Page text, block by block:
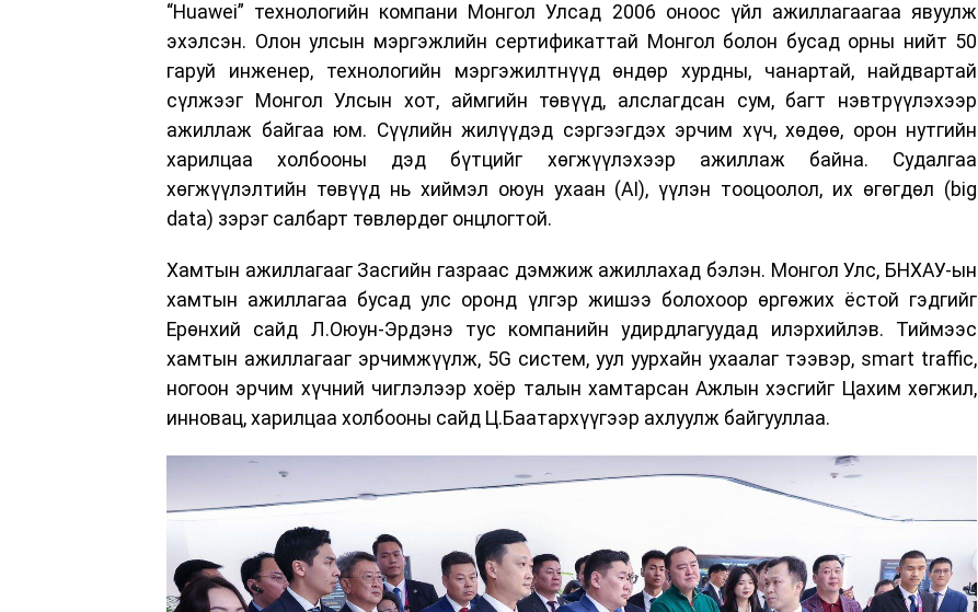
“Huawei” технологийн компани Монгол Улсад 2006 оноос үйл ажиллагаагаа явуулж
эхэлсэн. Олон улсын мэргэжлийн сертификаттай Монгол болон бусад орны нийт 50
гаруй инженер, технологийн мэргэжилтнүүд өндөр хурдны, чанартай, найдвартай
сүлжээг Монгол Улсын хот, аймгийн төвүүд, алслагдсан сум, багт нэвтрүүлэхээр
ажиллаж байгаа юм. Сүүлийн жилүүдэд сэргээгдэх эрчим хүч, хөдөө, орон нутгийн
харилцаа холбооны дэд бүтцийг хөгжүүлэхээр ажиллаж байна. Судалгаa
хөгжүүлэлтийн төвүүд нь хиймэл оюун ухаан (AI), үүлэн тооцоолол, их өгөгдөл (big
data) зэрэг салбарт төвлөрдөг онцлогтой.
Хамтын ажиллагааг Засгийн газраас дэмжиж ажиллахад бэлэн. Монгол Улс, БНХАУ-ын
хамтын ажиллагаа бусад улс оронд үлгэр жишээ болохоор өргөжих ёстой гэдгийг
Ерөнхий сайд Л.Оюун-Эрдэнэ тус компанийн удирдлагуудад илэрхийлэв. Тиймээс
хамтын ажиллагааг эрчимжүүлж, 5G систем, уул уурхайн ухаалаг тээвэр, smart traffic,
ногоон эрчим хүчний чиглэлээр хоёр талын хамтарсан Ажлын хэсгийг Цахим хөгжил,
инновац, харилцаа холбооны сайд Ц.Баатархүүгээр ахлуулж байгууллаа.